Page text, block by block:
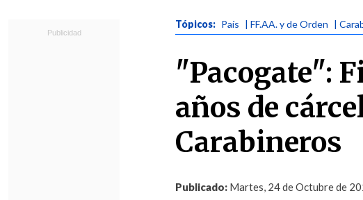
Tópicos: País | FF.AA. y de Orden |
"Pacogate":
años de
Carabineros
Publicado: Martes, 24 de Octubre de